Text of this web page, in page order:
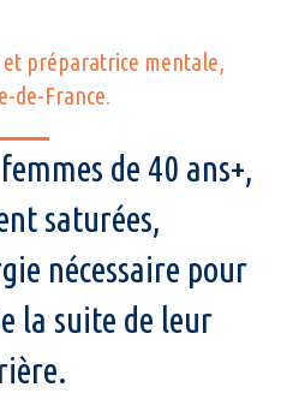
préparatrice mentale,
de-France.
de 40 ans+,
saturées,
nécessaire pour
la suite de leur